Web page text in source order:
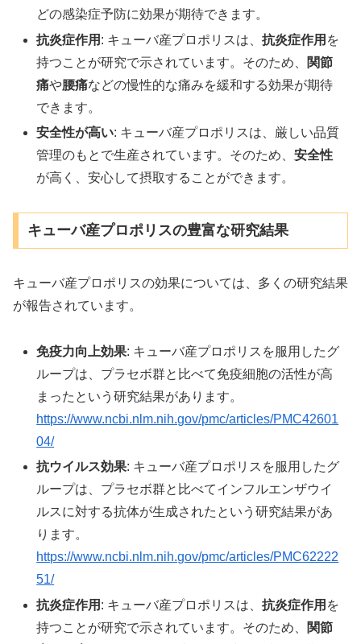
どの感染症予防に効果が期待できます。
抗炎症作用 : キューバ産プロポリスは、抗炎症作用 を
持つことが研究で示されています。そのため、
関節
痛や腰痛などの慢性的な痛みを緩和する効果が期待
できます。
安全性が高い: キューバ産プロポリスは、厳しい品質
管理のもとで生産されています。そのため、安全性
が高く、安心して摂取することができます。
キューバ産プロポリスの豊富な研究結果
キューバ産プロポリスの効果については、多くの研究結果
が報告されています。
免疫力向上効果: キューバ産プロポリスを服用したグ
ループは、プラセボ群と比べて免疫細胞の活性が高
まったという研究結果があります。
https://www.ncbi.nlm.nih.gov/pmc/articles/PMC42601
04/
抗ウイルス効果: キューバ産プロポリスを服用したグ
ループは、プラセボ群と比べてインフルエンザウイ
ルスに対する抗体が生成されたという研究結果があ
ります。
https://www.ncbi.nlm.nih.gov/pmc/articles/PMC62222
51/
抗炎症作用 : キューバ産プロポリスは、抗炎症作用 を
持つことが研究で示されています。そのため、
関節